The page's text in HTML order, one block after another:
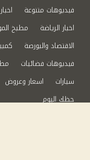
فيديوهات متنوعة
اخبار الرياضة
مطبخ
الاقتصاد والبورصة
فيديوهات فضائيات
سيارات
اسعار وعروض
حظك اليوم